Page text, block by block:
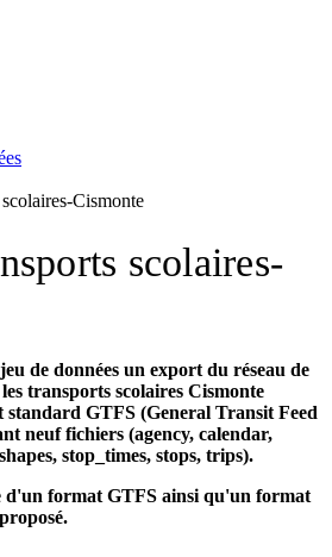
Cismonte
scolaires-
de données un export du réseau de
transports scolaires Cismonte
standard GTFS (General Transit Feed
neuf fichiers (agency, calendar,
stop_times, stops, trips).
d'un format GTFS ainsi qu'un format